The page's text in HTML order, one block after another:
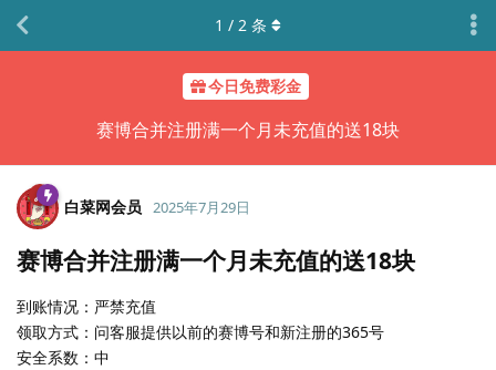
今日免费彩金
赛博合并注册满一个月未充值的送18块
1 / 2 条
白菜网会员 2025年7月29日
赛博合并注册满一个月未充值的送18块
到账情况：严禁充值
领取方式：问客服提供以前的赛博号和新注册的365号
安全系数：中